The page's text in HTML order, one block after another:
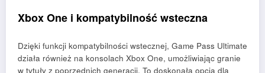
Xbox One i kompatybilność wsteczna
Dzięki funkcji kompatybilności wstecznej, Game Pass Ultimate
działa również na konsolach Xbox One, umożliwiając granie
w tytuły z poprzednich generacji. To doskonała opcja dla